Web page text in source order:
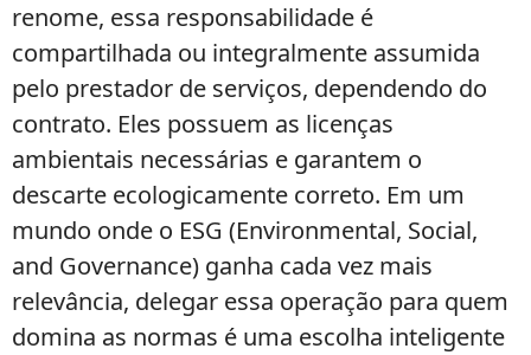
renome, essa responsabilidade é
compartilhada ou integralmente assumida
pelo prestador de serviços, dependendo do
contrato. Eles possuem as licenças
ambientais necessárias e garantem o
descarte ecologicamente correto. Em um
mundo onde o ESG (Environmental, Social,
and Governance) ganha cada vez mais
relevância, delegar essa operação para quem
domina as normas é uma escolha inteligente